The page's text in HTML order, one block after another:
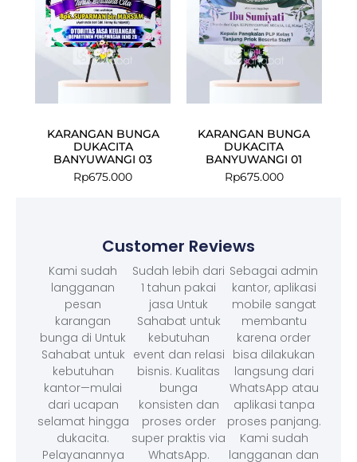
KARANGAN BUNGA
DUKACITA
BANYUWANGI 03
Rp675.000
KARANGAN BUNGA
DUKACITA
BANYUWANGI 01
Rp675.000
Customer Reviews
Kami sudah
langganan
pesan
karangan
bunga di Untuk
Sahabat untuk
kebutuhan
kantor—mulai
dari ucapan
selamat hingga
dukacita.
Pelayanannya
Sudah lebih dari
1 tahun pakai
jasa Untuk
Sahabat untuk
kebutuhan
event dan relasi
bisnis. Kualitas
bunga
konsisten dan
proses order
super praktis via
WhatsApp.
Sebagai admin
kantor, aplikasi
mobile sangat
membantu
karena order
bisa dilakukan
langsung dari
WhatsApp atau
aplikasi tanpa
proses panjang.
Kami sudah
langganan dan